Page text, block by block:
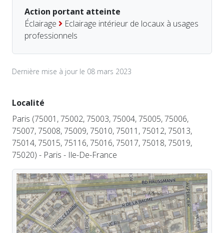
Action portant atteinte
Éclairage
Eclairage intérieur de locaux à usages
professionnels
Dernière mise à jour le 08 mars 2023
Localité
Paris (75001, 75002, 75003, 75004, 75005, 75006,
75007, 75008, 75009, 75010, 75011, 75012, 75013,
75014, 75015, 75116, 75016, 75017, 75018, 75019,
75020) - Paris - Ile-De-France